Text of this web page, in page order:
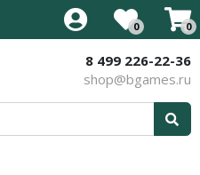
0 0
8 499 226-22-36
shop@bgames.ru
Охота